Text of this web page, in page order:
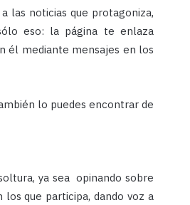
las noticias que protagoniza,
eso: la página te enlaza
él mediante mensajes en los
lo puedes encontrar de
ya sea opinando sobre
que participa, dando voz a